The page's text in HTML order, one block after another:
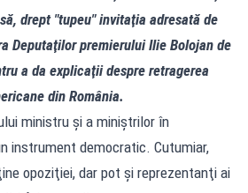
drept "tupeu" invitaţia adresată de
Deputaţilor premierului Ilie Bolojan de
a da explicaţii despre retragerea
din România.
ministru şi a miniştrilor în
instrument democratic. Cutumiar,
opoziţiei, dar pot şi reprezentanţi ai